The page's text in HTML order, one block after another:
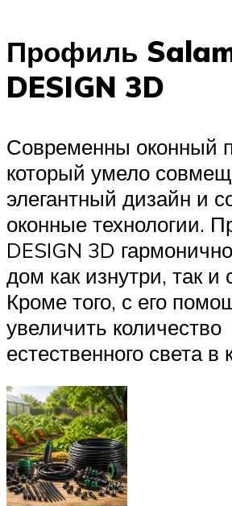
Профиль
DESIGN 3D
Современны оконный
который умело
элегантный дизайн и
оконные технологии.
DESIGN 3D
дом как изнутри, так и
Кроме того, с его
увеличить количество
естественного света в